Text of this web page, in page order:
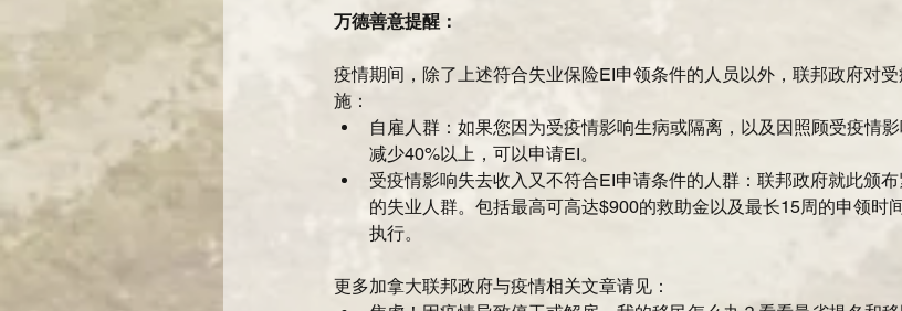
万德善意提醒：
疫情期间，除了上述符合失业保险EI申领条件的人员以外，联邦政府对
施：
自雇人群：如果您因为受疫情影响生病或隔离，以及因照顾受疫情
减少40%以上，可以申请EI。
受疫情影响失去收入又不符合EI申请条件的人群：联邦政府就此颁
的失业人群。包括最高可高达$900的救助金以及最长15周的申领时
执行。
更多加拿大联邦政府与疫情相关文章请见：